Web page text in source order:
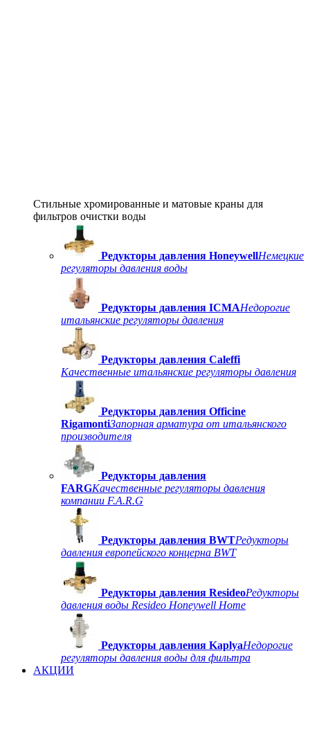
Стильные хромированные и матовые краны для
фильтров очистки воды
Редукторы давления HoneywellНемецкие
регуляторы давления воды
Редукторы давления ICMAНедорогие
итальянские регуляторы давления
Редукторы давления Caleffi
Качественные итальянские регуляторы давления
Редукторы давления Officine
RigamontiЗапорная арматура от итальянского
производителя
Редукторы давления
FARGКачественные регуляторы давления
компании F.A.R.G
Редукторы давления BWTРедукторы
давления европейского концерна BWT
Редукторы давления ResideoРедукторы
давления воды Resideo Honeywell Home
Редукторы давления KaplyaНедорогие
регуляторы давления воды для фильтра
АКЦИИ